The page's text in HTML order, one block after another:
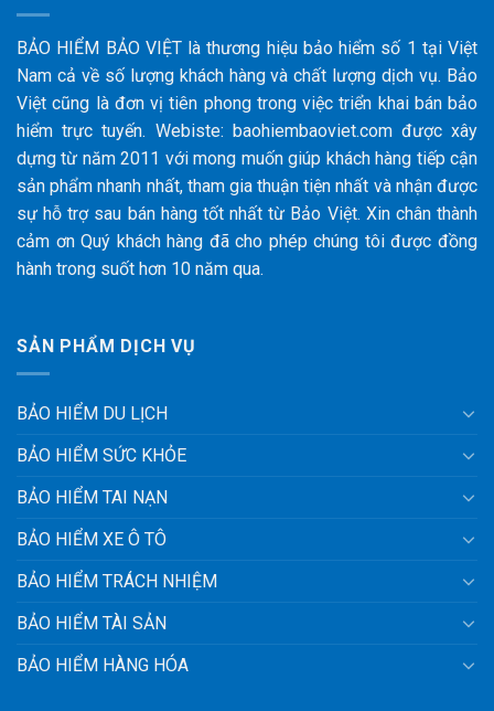
BẢO HIỂM BẢO VIỆT là thương hiệu bảo hiểm số 1 tại Việt
Nam cả về số lượng khách hàng và chất lượng dịch vụ. Bảo
Việt cũng là đơn vị tiên phong trong việc triển khai bán bảo
hiểm trực tuyến. Webiste: baohiembaoviet.com được xây
dựng từ năm 2011 với mong muốn giúp khách hàng tiếp cận
sản phẩm nhanh nhất, tham gia thuận tiện nhất và nhận được
sự hỗ trợ sau bán hàng tốt nhất từ Bảo Việt. Xin chân thành
cảm ơn Quý khách hàng đã cho phép chúng tôi được đồng
hành trong suốt hơn 10 năm qua.
SẢN PHẨM DỊCH VỤ
BẢO HIỂM DU LỊCH
BẢO HIỂM SỨC KHỎE
BẢO HIỂM TAI NẠN
BẢO HIỂM XE Ô TÔ
BẢO HIỂM TRÁCH NHIỆM
BẢO HIỂM TÀI SẢN
BẢO HIỂM HÀNG HÓA